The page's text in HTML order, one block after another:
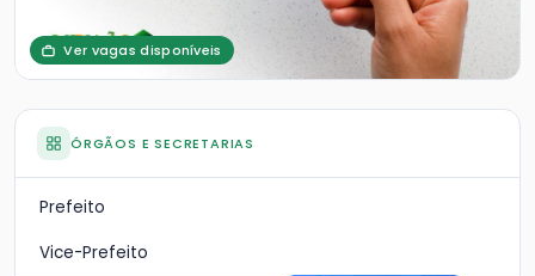
Ver vagas disponíveis
ÓRGÃOS E SECRETARIAS
Prefeito
Vice-Prefeito